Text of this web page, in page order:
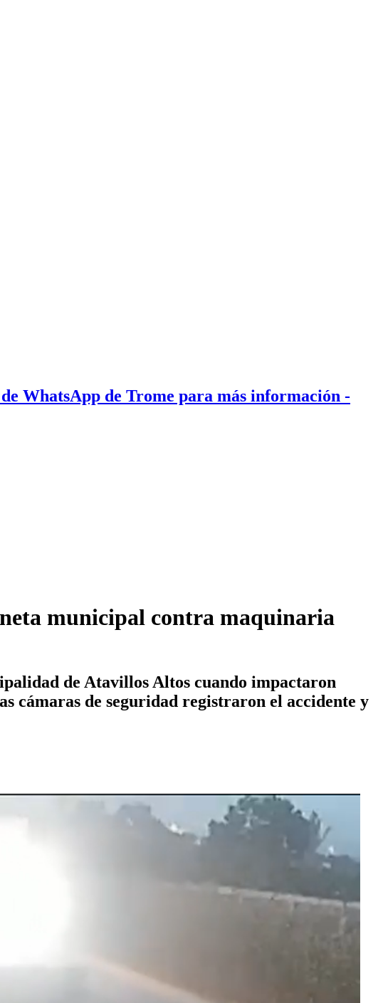
WhatsApp de Trome para más información -
municipal contra maquinaria
de Atavillos Altos cuando impactaron
de seguridad registraron el accidente y